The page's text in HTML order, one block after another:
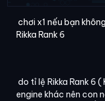
chơi x1 nếu bạn
Rikka Rank 6
do tỉ lệ Rikka Rank 6
engine khác nên con